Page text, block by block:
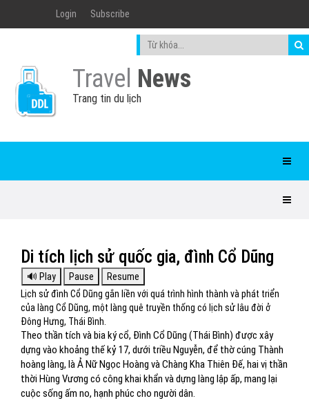
Login Subscribe
Travel News
Trang tin du lịch
Di tích lịch sử quốc gia, đình Cổ Dũng
Lịch sử đình Cổ Dũng gắn liền với quá trình hình thành và phát triển
của làng Cổ Dũng, một làng quê truyền thống có lịch sử lâu đời ở
Đông Hưng, Thái Bình.
Theo thần tích và bia ký cổ, Đình Cổ Dũng (Thái Bình) được xây
dựng vào khoảng thế kỷ 17, dưới triều Nguyễn, để thờ cúng Thành
hoàng làng, là Ả Nữ Ngọc Hoàng và Chàng Kha Thiên Đế, hai vị thần
thời Hùng Vương có công khai khẩn và dựng làng lập ấp, mang lại
cuộc sống ấm no, hạnh phúc cho người dân.